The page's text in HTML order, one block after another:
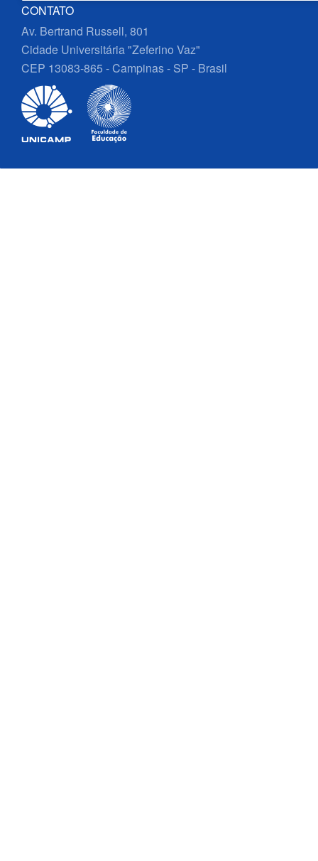
CONTATO
Av. Bertrand Russell, 801
Cidade Universitária "Zeferino Vaz"
CEP 13083-865 - Campinas - SP - Brasil